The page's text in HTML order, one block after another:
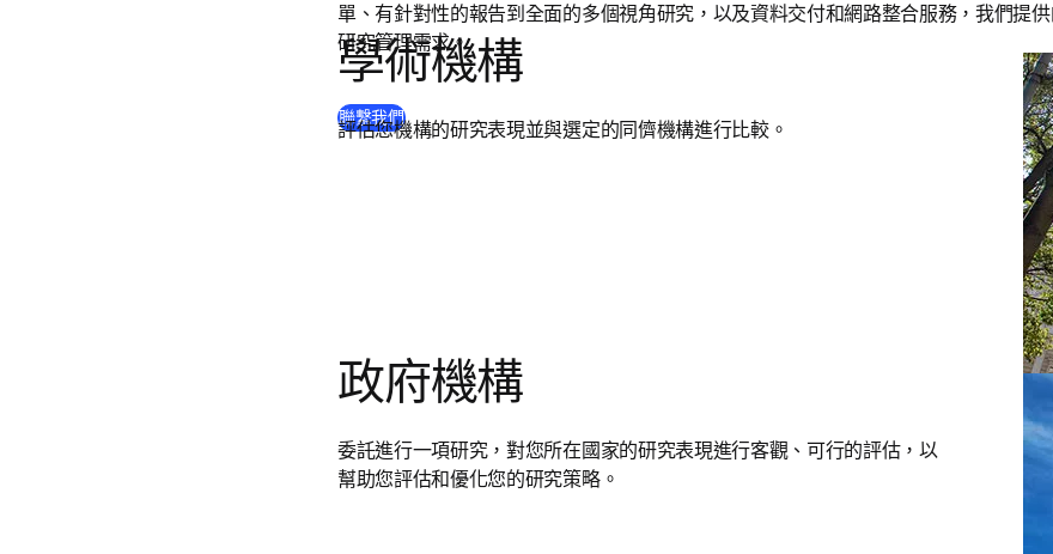
單、有針對性的報告到全面的多個視角研究，以及資料交付和網路整合服務，我們提
研究管理需求。
聯繫我們
學術機構
評估您機構的研究表現並與選定的同儕機構進行比較。
奧
政府機構
委託進行一項研究，對您所在國家的研究表現進行客觀、可行的評估，以
幫助您評估和優化您的研究策略。